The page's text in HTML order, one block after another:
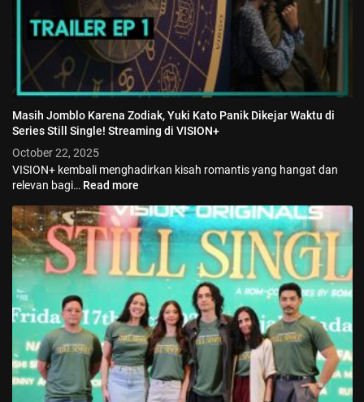
Masih Jomblo Karena Zodiak, Yuki Kato Panik Dikejar Waktu di
Series Still Single! Streaming di VISION+
October 22, 2025
VISION+ kembali menghadirkan kisah romantis yang hangat dan
relevan bagi… Read more